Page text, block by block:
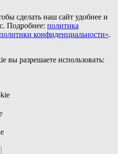
сделать наш сайт удобнее и
Подробнее: политика
конфиденциальности».
вы разрешаете использовать: